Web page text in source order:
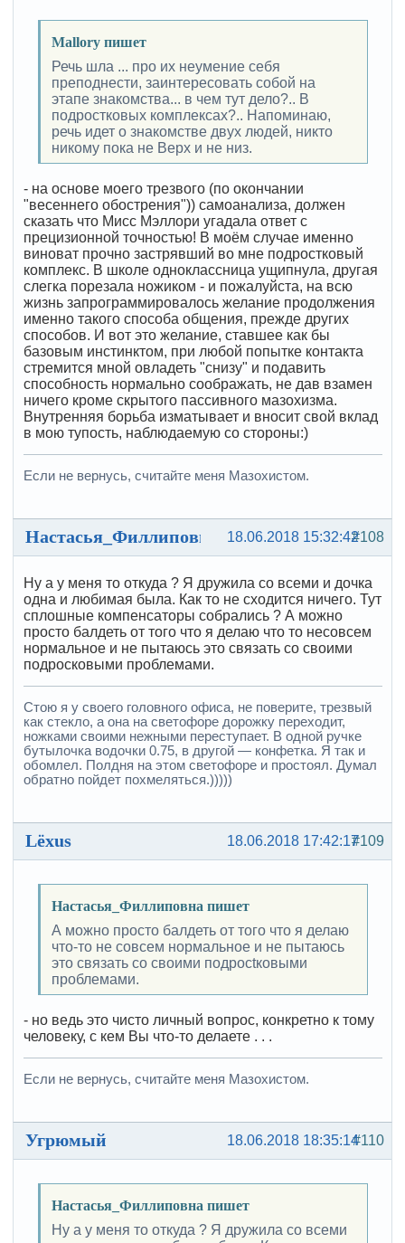
Mallory пишет
Речь шла ... про их неумение себя
преподнести, заинтересовать собой на
этапе знакомства... в чем тут дело?.. В
подростковых комплексах?.. Напоминаю,
речь идет о знакомстве двух людей, никто
никому пока не Верх и не низ.
- на основе моего трезвого (по окончании
"весеннего обострения")) самоанализа, должен
сказать что Мисс Мэллори угадала ответ с
прецизионной точностью! В моём случае именно
виноват прочно застрявший во мне подростковый
комплекс. В школе одноклассница ущипнула, другая
слегка порезала ножиком - и пожалуйста, на всю
жизнь запрограммировалось желание продолжения
именно такого способа общения, прежде других
способов. И вот это желание, ставшее как бы
базовым инстинктом, при любой попытке контакта
стремится мной овладеть "снизу" и подавить
способность нормально соображать, не дав взамен
ничего кроме скрытого пассивного мазохизма.
Внутренняя борьба изматывает и вносит свой вклад
в мою тупость, наблюдаемую со стороны:)
Если не вернусь, считайте меня Мазохистом.
#108
18.06.2018 15:32:42
Настасья_Филлиповна
Ну а у меня то откуда ? Я дружила со всеми и дочка
одна и любимая была. Как то не сходится ничего. Тут
сплошные компенсаторы собрались ? А можно
просто балдеть от того что я делаю что то несовсем
нормальное и не пытаюсь это связать со своими
подросковыми проблемами.
Стою я у своего головного офиса, не поверите, трезвый
как стекло, а она на светофоре дорожку переходит,
ножками своими нежными переступает. В одной ручке
бутылочка водочки 0.75, в другой — конфетка. Я так и
обомлел. Полдня на этом светофоре и простоял. Думал
обратно пойдет похмеляться.)))))
#109
18.06.2018 17:42:17
Lёxus
Настасья_Филлиповна пишет
А можно просто балдеть от того что я делаю
что-то не совсем нормальное и не пытаюсь
это связать со своими подросtковыми
проблемами.
- но ведь это чисто личный вопрос, конкретно к тому
человеку, с кем Вы что-то делаете . . .
Если не вернусь, считайте меня Мазохистом.
#110
18.06.2018 18:35:14
Угрюмый
Настасья_Филлиповна пишет
Ну а у меня то откуда ? Я дружила со всеми